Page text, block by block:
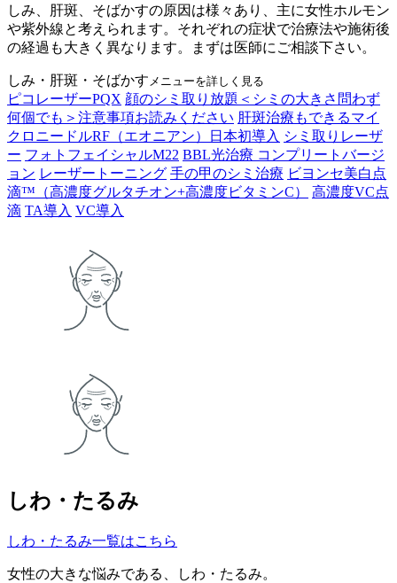
しみ、肝斑、そばかすの原因は様々あり、主に女性ホルモン
や紫外線と考えられます。それぞれの症状で治療法や施術後
の経過も大きく異なります。まずは医師にご相談下さい。
しみ・肝斑・そばかす メニューを詳しく見る
ピコレーザーPQX 顔のシミ取り放題＜シミの大きさ問わず
何個でも＞注意事項お読みください 肝斑治療もできるマイ
クロニードルRF（エオニアン）日本初導入 シミ取りレーザ
ー フォトフェイシャルM22 BBL光治療 コンプリートバージ
ョン レーザートーニング 手の甲のシミ治療 ビヨンセ美白点
滴™（高濃度グルタチオン+高濃度ビタミンC）
高濃度VC点
滴 TA導入 VC導入
しわ・たるみ
しわ・たるみ一覧はこちら
女性の大きな悩みである、しわ・たるみ。